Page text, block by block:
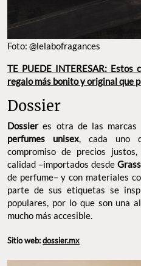
Foto: @lelabofragances
TE PUEDE INTERESAR: Estos
regalo más bonito y original que
Dossier
Dossieres otra de las marcas
perfumes unisex, cada uno
compromiso de precios
calidad –importados desde
de perfume– y con materiales
parte de sus etiquetas se
populares, por lo que son una
mucho más accesible.
Sitio web:dossier.mx